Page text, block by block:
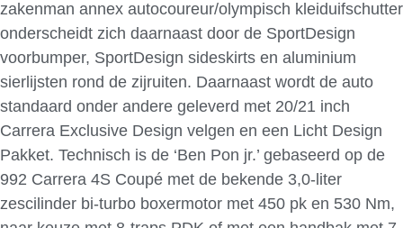
zakenman annex autocoureur/olympisch kleiduifschutter
onderscheidt zich daarnaast door de SportDesign
voorbumper, SportDesign sideskirts en aluminium
sierlijsten rond de zijruiten. Daarnaast wordt de auto
standaard onder andere geleverd met 20/21 inch
Carrera Exclusive Design velgen en een Licht Design
Pakket. Technisch is de ‘Ben Pon jr.’ gebaseerd op de
992 Carrera 4S Coupé met de bekende 3,0-liter
zescilinder bi-turbo boxermotor met 450 pk en 530 Nm,